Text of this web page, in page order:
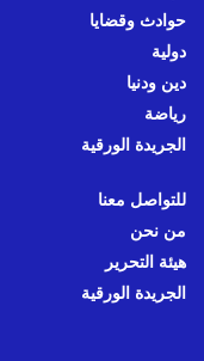
حوادث وقضايا
دولية
دين ودنيا
رياضة
الجريدة الورقية
للتواصل معنا
من نحن
هيئة التحرير
الجريدة الورقية